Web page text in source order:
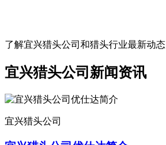
了解宜兴猎头公司和猎头行业最新动态
宜兴猎头公司新闻资讯
宜兴猎头公司